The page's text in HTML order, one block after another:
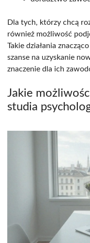
Dla tych, którzy chcą
również możliwość
Takie działania
szanse na uzyskanie
znaczenie dla ich
Jakie
studia